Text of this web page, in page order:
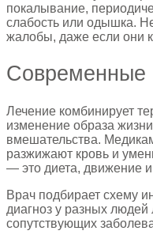
покалывание,
слабость или одышка.
жалобы, даже если они
Современные
Лечение комбинирует
изменение образа
вмешательства.
разжижают кровь и
— это диета, движение и
Врач подбирает схему
диагноз у разных людей
сопутствующих